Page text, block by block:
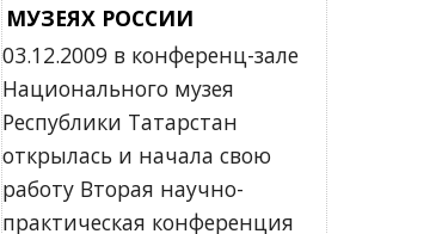
МУЗЕЯХ РОССИИ
03.12.2009 в конференц-зале
Национального музея
Республики Татарстан
открылась и начала свою
работу Вторая научно-
практическая конференция